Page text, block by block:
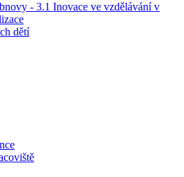
- 3.1 Inovace ve vzdělávání v
dětí